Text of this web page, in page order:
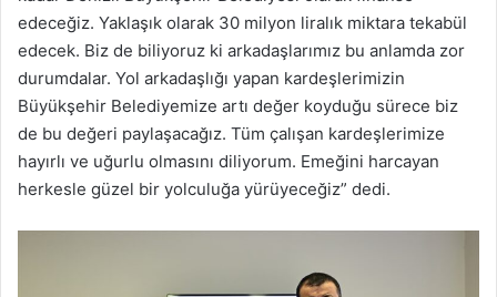
edeceğiz. Yaklaşık olarak 30 milyon liralık miktara tekabül
edecek. Biz de biliyoruz ki arkadaşlarımız bu anlamda zor
durumdalar. Yol arkadaşlığı yapan kardeşlerimizin
Büyükşehir Belediyemize artı değer koyduğu sürece biz
de bu değeri paylaşacağız. Tüm çalışan kardeşlerimize
hayırlı ve uğurlu olmasını diliyorum. Emeğini harcayan
herkesle güzel bir yolculuğa yürüyeceğiz” dedi.